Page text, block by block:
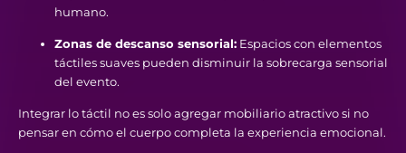
humano.
Zonas de descanso sensorial: Espacios con elementos
táctiles suaves pueden disminuir la sobrecarga sensorial
del evento.
Integrar lo táctil no es solo agregar mobiliario atractivo si no
pensar en cómo el cuerpo completa la experiencia emocional.